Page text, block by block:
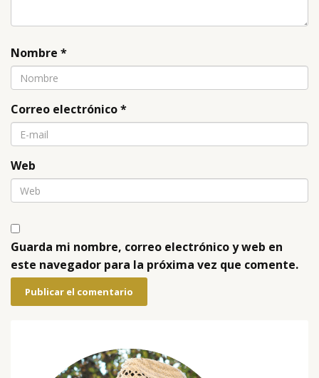
Nombre *
Correo electrónico*
Web
Guarda mi nombre, correo electrónico y web en
este navegador para la próxima vez que comente.